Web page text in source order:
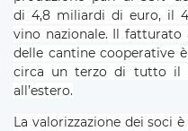
di 4,8 miliardi di euro, il
vino nazionale. Il fatturato
delle cantine cooperative
circa un terzo di tutto il
all’estero.
La valorizzazione dei soci